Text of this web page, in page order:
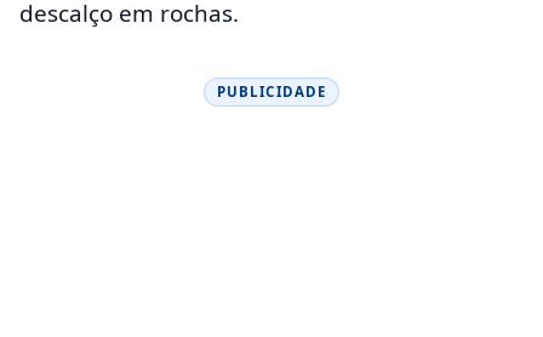
descalço em rochas.
PUBLICIDADE